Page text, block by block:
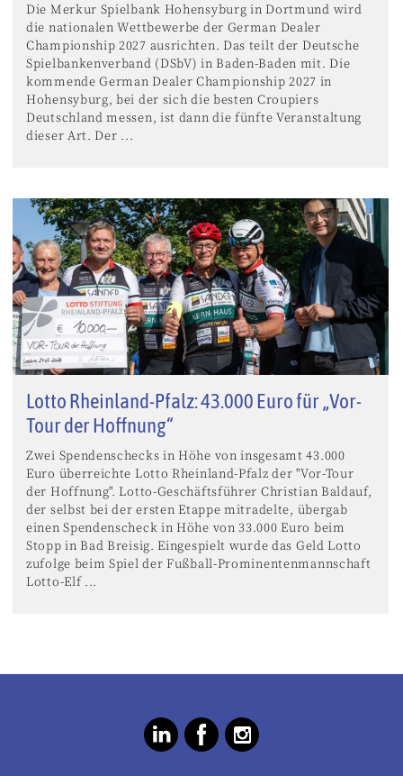
Die Merkur Spielbank Hohensyburg in Dortmund wird
die nationalen Wettbewerbe der German Dealer
Championship 2027 ausrichten. Das teilt der Deutsche
Spielbankenverband (DSbV) in Baden-Baden mit. Die
kommende German Dealer Championship 2027 in
Hohensyburg, bei der sich die besten Croupiers
Deutschland messen, ist dann die fünfte Veranstaltung
dieser Art. Der ...
Lotto Rheinland-Pfalz: 43.000 Euro für „Vor-
Tour der Hoffnung“
Zwei Spendenschecks in Höhe von insgesamt 43.000
Euro überreichte Lotto Rheinland-Pfalz der "Vor-Tour
der Hoffnung". Lotto-Geschäftsführer Christian Baldauf,
der selbst bei der ersten Etappe mitradelte, übergab
einen Spendenscheck in Höhe von 33.000 Euro beim
Stopp in Bad Breisig. Eingespielt wurde das Geld Lotto
zufolge beim Spiel der Fußball-Prominentenmannschaft
Lotto-Elf ...